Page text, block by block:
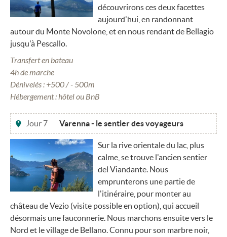
découvrirons ces deux facettes
aujourd'hui, en randonnant
autour du Monte Novolone, et en nous rendant de Bellagio
jusqu'à Pescallo.
Transfert en bateau
4h de marche
Dénivelés : +500 / - 500m
Hébergement : hôtel ou BnB
Jour 7 Varenna - le sentier des voyageurs
Sur la rive orientale du lac, plus
calme, se trouve l'ancien sentier
del Viandante. Nous
emprunterons une partie de
l'itinéraire, pour monter au
château de Vezio (visite possible en option), qui accueil
désormais une fauconnerie. Nous marchons ensuite vers le
Nord et le village de Bellano. Connu pour son marbre noir,